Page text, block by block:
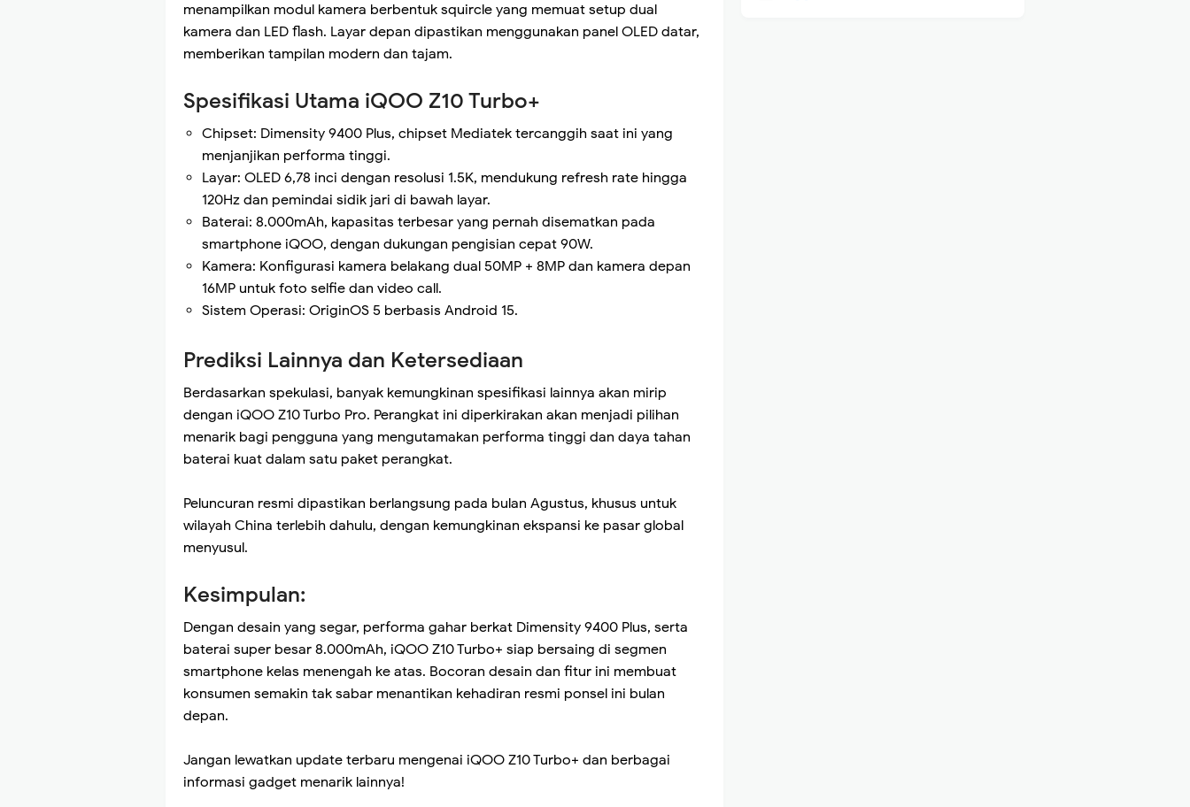
menampilkan modul kamera berbentuk squircle yang memuat setup dual
kamera dan LED flash. Layar depan dipastikan menggunakan panel OLED datar,
memberikan tampilan modern dan tajam.
Spesifikasi Utama iQOO Z10 Turbo+
Chipset: Dimensity 9400 Plus, chipset Mediatek tercanggih saat ini yang
menjanjikan performa tinggi.
Layar: OLED 6,78 inci dengan resolusi 1.5K, mendukung refresh rate hingga
120Hz dan pemindai sidik jari di bawah layar.
Baterai: 8.000mAh, kapasitas terbesar yang pernah disematkan pada
smartphone iQOO, dengan dukungan pengisian cepat 90W.
Kamera: Konfigurasi kamera belakang dual 50MP + 8MP dan kamera depan
16MP untuk foto selfie dan video call.
Sistem Operasi: OriginOS 5 berbasis Android 15.
Prediksi Lainnya dan Ketersediaan
Berdasarkan spekulasi, banyak kemungkinan spesifikasi lainnya akan mirip
dengan iQOO Z10 Turbo Pro. Perangkat ini diperkirakan akan menjadi pilihan
menarik bagi pengguna yang mengutamakan performa tinggi dan daya tahan
baterai kuat dalam satu paket perangkat.
Peluncuran resmi dipastikan berlangsung pada bulan Agustus, khusus untuk
wilayah China terlebih dahulu, dengan kemungkinan ekspansi ke pasar global
menyusul.
Kesimpulan:
Dengan desain yang segar, performa gahar berkat Dimensity 9400 Plus, serta
baterai super besar 8.000mAh, iQOO Z10 Turbo+ siap bersaing di segmen
smartphone kelas menengah ke atas. Bocoran desain dan fitur ini membuat
konsumen semakin tak sabar menantikan kehadiran resmi ponsel ini bulan
depan.
Jangan lewatkan update terbaru mengenai iQOO Z10 Turbo+ dan berbagai
informasi gadget menarik lainnya!